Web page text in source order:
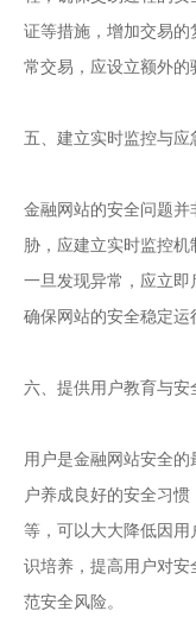
证等措施，增加交易
常交易，应设立额外的
五、建立实时监控与应
金融网站的安全问题
胁，应建立实时监控机
一旦发现异常，应立即
确保网站的安全稳定运
六、提供用户教育与安
用户是金融网站安全
户养成良好的安全习
等，可以大大降低因
识培养，提高用户对
范安全风险。